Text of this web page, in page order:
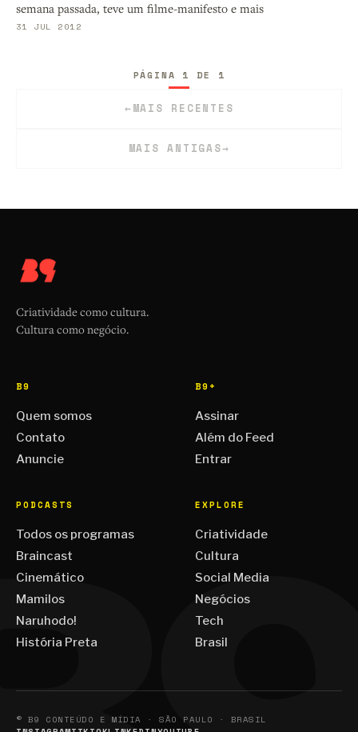
semana passada, teve um filme-manifesto e mais
31 JUL 2012
←MAIS RECENTES
PÁGINA 1 DE 1
MAIS ANTIGAS→
Criatividade como cultura.
Cultura como negócio.
B9
Quem somos
Contato
Anuncie
B9+
Assinar
Além do Feed
Entrar
PODCASTS
Todos os programas
Braincast
Cinemático
Mamilos
Naruhodo!
História Preta
EXPLORE
Criatividade
Cultura
Social Media
Negócios
Tech
Brasil
© B9 CONTEÚDO E MÍDIA · SÃO PAULO · BRASIL